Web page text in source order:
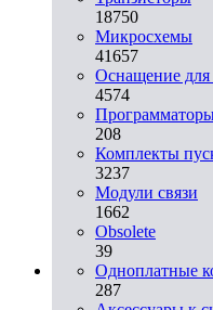
18750
Микросхемы
41657
Оснащение для
4574
208
Комплекты
3237
Модули связи
1662
Obsolete
39
Одноплатные
287